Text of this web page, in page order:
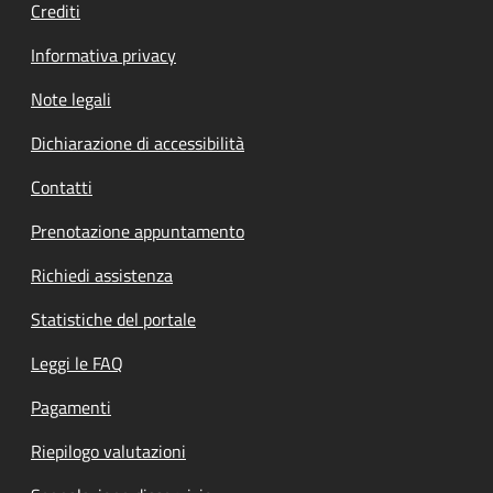
Crediti
Informativa privacy
Note legali
Dichiarazione di accessibilità
Contatti
Prenotazione appuntamento
Richiedi assistenza
Statistiche del portale
Leggi le FAQ
Pagamenti
Riepilogo valutazioni